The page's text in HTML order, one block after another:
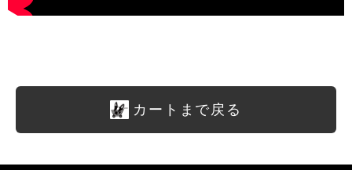
カートまで戻る